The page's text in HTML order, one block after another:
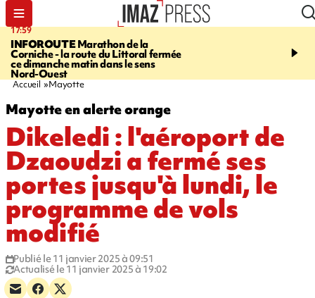
17:59
INFOROUTEMarathon de la
Corniche - la route du Littoral fermée
ce dimanche matin dans le sens
Nord-Ouest
07:40
1.300 coureurs sur le
Accueil Mayotte
Mayotte en alerte orange
Dikeledi : l'aéroport de
Dzaoudzi a fermé ses
portes jusqu'à lundi, le
programme de vols
modifié
Publié le 11 janvier 2025 à 09:51
Actualisé le 11 janvier 2025 à 19:02